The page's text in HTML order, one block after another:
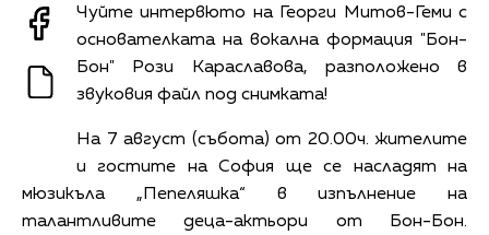
Чуйте интервюто на Георги Митов-Геми с
основателката на вокална формация "Бон-
Бон" Рози Караславова, разположено в
звуковия файл под снимката!
На 7 август (събота) от 20.00ч. жителите
и гостите на София ще се насладят на
мюзикъла „Пепеляшка“ в изпълнение на
талантливите деца-актьори от Бон-Бон.